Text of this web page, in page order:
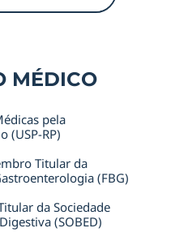
MÉDICO
pela
(USP-RP)
Titular da
(FBG)
da Sociedade
(SOBED)